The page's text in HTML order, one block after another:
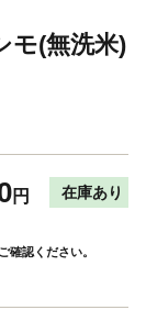
モ(無洗米)
円 在庫あり
確認ください。